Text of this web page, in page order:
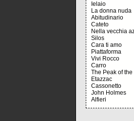
Ielaio
La donna nuda
Abitudinario
Cateto
Nella vecchia
Silos
Cara ti amo
Piattaforma
Vivi Rocco
Carro
The Peak of
Etazzac
Cassonetto
John Holmes
Alfieri